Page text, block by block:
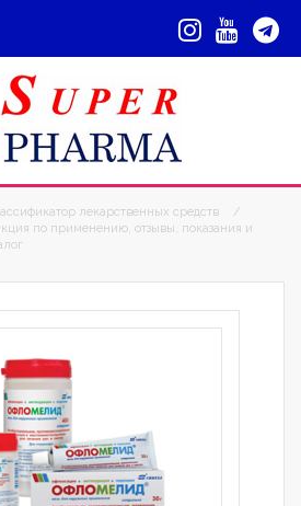
лекарственных средств
/
по применению, отзывы, показания и